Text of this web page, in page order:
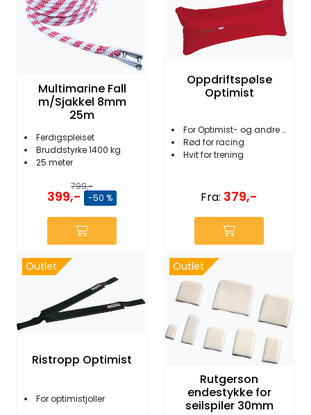
Multimarine Fall
m/Sjakkel 8mm
25m
Ferdigspleiset
Bruddstyrke 1400 kg
25 meter
799,-
399,- -50 %
Oppdriftspølse
Optimist
For Optimist- og andre joller
Rød for racing
Hvit for trening
Fra: 379,-
Outlet
Ristropp Optimist
For optimistjoller
Outlet
Rutgerson
endestykke for
seilspiler 30mm